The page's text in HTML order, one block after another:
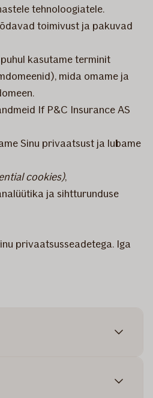
tehnoloogiatele.
toimivust ja pakuvad
kasutame terminit
mida omame ja
If P&C Insurance AS
Sinu privaatsust ja lubame
cookies),
ja sihtturunduse
privaatsusseadetega. Iga